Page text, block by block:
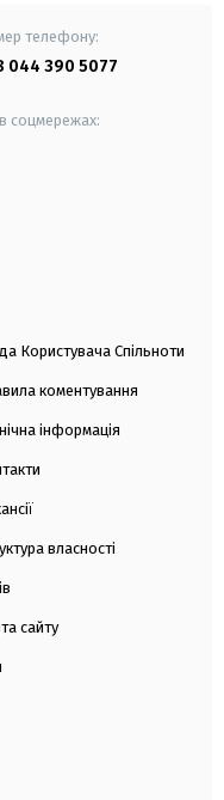
телефону:
044 390 5077
соцмережах:
Користувача Спільноти
коментування
інформація
власності
сайту